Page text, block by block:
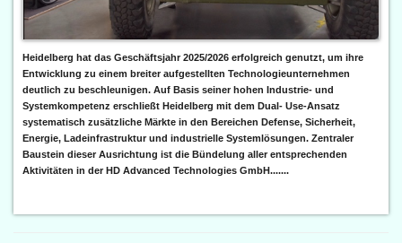
Heidelberg hat das Geschäftsjahr 2025/2026 erfolgreich genutzt, um ihre
Entwicklung zu einem breiter aufgestellten Technologieunternehmen
deutlich zu beschleunigen. Auf Basis seiner hohen Industrie- und
Systemkompetenz erschließt Heidelberg mit dem Dual- Use-Ansatz
systematisch zusätzliche Märkte in den Bereichen Defense, Sicherheit,
Energie, Ladeinfrastruktur und industrielle Systemlösungen. Zentraler
Baustein dieser Ausrichtung ist die Bündelung aller entsprechenden
Aktivitäten in der HD Advanced Technologies GmbH.......